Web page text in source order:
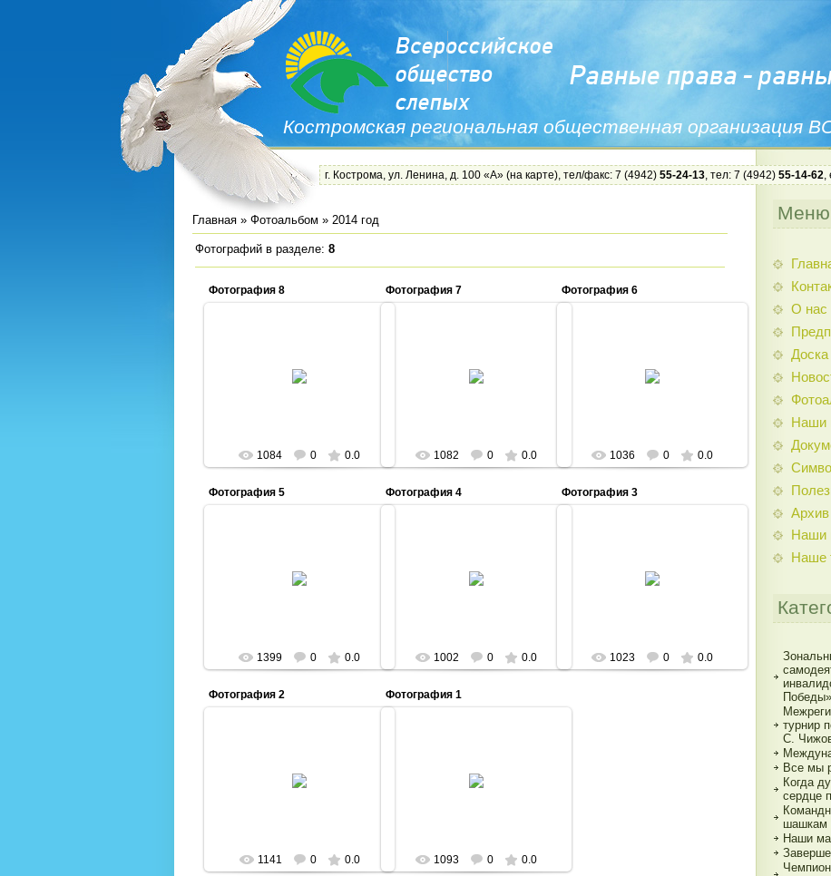
Костромская региональная общественная организация
г. Кострома, ул. Ленина, д. 100 «А» (на карте), тел/факс: 7 (4942) 55-24-13, тел: 7 (4942) 55-14-62,
Главная » Фотоальбом » 2014 год
Фотографий в разделе: 8
Фотография 8
1084 0 0.0
Фотография 7
1082 0 0.0
Фотография 6
1036 0 0.0
Фотография 5
1399 0 0.0
Фотография 4
1002 0 0.0
Фотография 3
1023 0 0.0
Фотография 2
1141 0 0.0
Фотография 1
1093 0 0.0
Меню
О нас
Наши
Архив
Наши
Наше
Победы»
турнир
С.
Все мы
Когда
сердце
шашкам
Наши